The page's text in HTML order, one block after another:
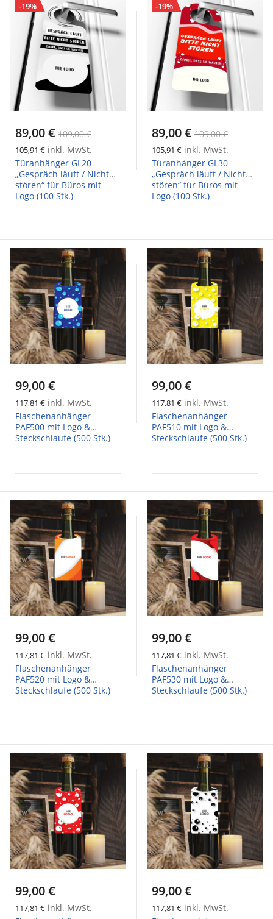
-19%
89,00 € 109,00 €
105,91 € inkl. MwSt.
Türanhänger GL20
„Gespräch läuft / Nicht
stören“ für Büros mit
Logo (100 Stk.)
-19%
89,00 € 109,00 €
105,91 € inkl. MwSt.
Türanhänger GL30
„Gespräch läuft / Nicht
stören“ für Büros mit
Logo (100 Stk.)
99,00 €
117,81 € inkl. MwSt.
Flaschenanhänger
PAF500 mit Logo &
Steckschlaufe (500 Stk.)
99,00 €
117,81 € inkl. MwSt.
Flaschenanhänger
PAF510 mit Logo &
Steckschlaufe (500 Stk.)
99,00 €
117,81 € inkl. MwSt.
Flaschenanhänger
PAF520 mit Logo &
Steckschlaufe (500 Stk.)
99,00 €
117,81 € inkl. MwSt.
Flaschenanhänger
PAF530 mit Logo &
Steckschlaufe (500 Stk.)
99,00 €
117,81 € inkl. MwSt.
99,00 €
117,81 € inkl. MwSt.